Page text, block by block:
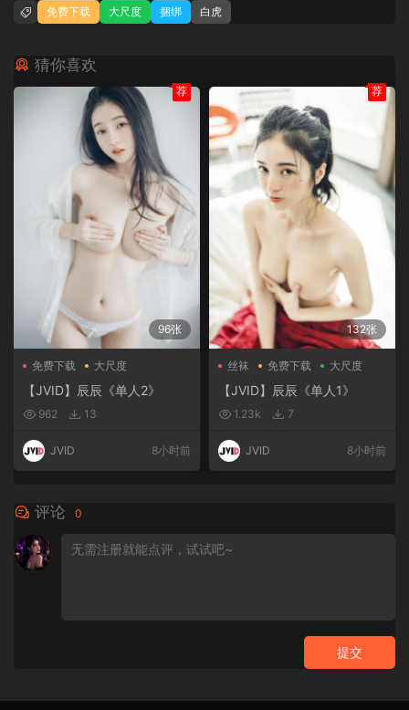
免费下载 大尺度 捆绑 白虎
猜你喜欢
96张
免费下载 大尺度
【JVID】辰辰《单人2》
962 13
JVID 8小时前
荐
132张
丝袜 免费下载 大尺度
【JVID】辰辰《单人1》
1.23k 7
JVID 8小时前
荐
评论 0
提交